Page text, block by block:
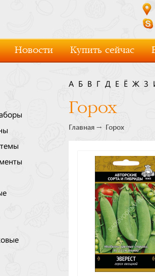
Новости Купить сейчас
А Б В Г Д Е Ё Ж З
Горох
Главная Горох